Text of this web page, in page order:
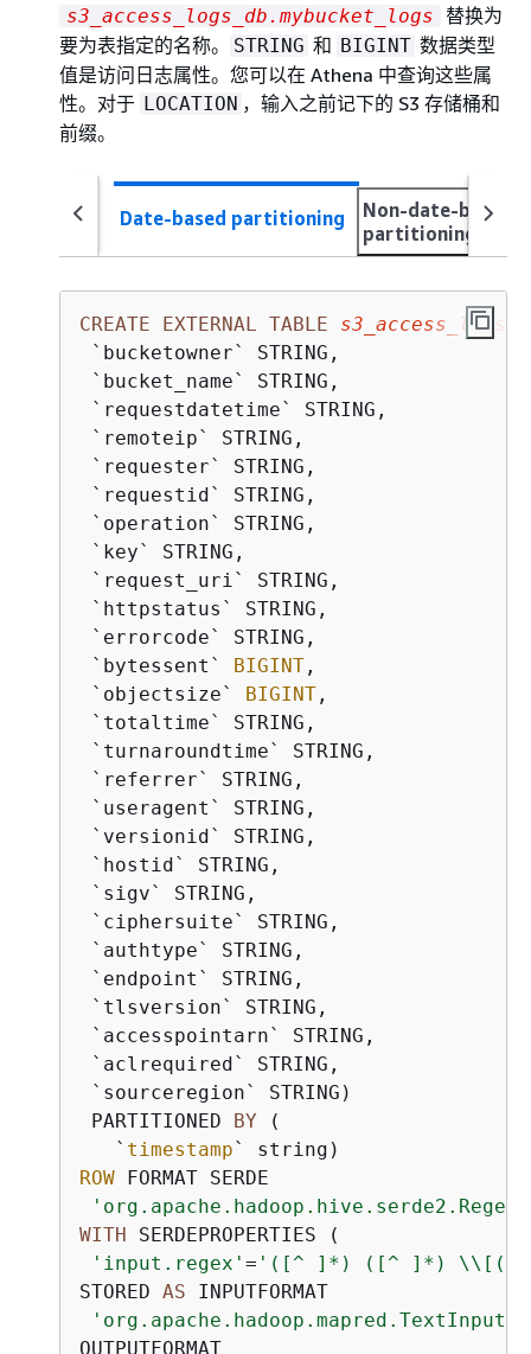
s3_access_logs_db.mybucket_logs
替换为
要为表指定的名称。
STRING 和 BIGINT 数据类型
值是访问日志属性。您可以在 Athena 中查询这些属
性。对于 LOCATION ，输入之前记下的 S3 存储桶和
前缀。
Date-based partitioning
Non-date-based
partitioning
CREATE EXTERNAL TABLE
`bucketowner` STRING,
`bucket_name` STRING,
`requestdatetime` STRING,
`remoteip` STRING,
`requester` STRING,
`requestid` STRING,
`operation` STRING,
`key` STRING,
`request_uri` STRING,
`httpstatus` STRING,
`errorcode` STRING,
`bytessent` BIGINT ,
`objectsize` BIGINT ,
`totaltime` STRING,
`turnaroundtime` STRING,
`referrer` STRING,
`useragent` STRING,
`versionid` STRING,
`hostid` STRING,
`sigv` STRING,
`ciphersuite` STRING,
`authtype` STRING,
`endpoint` STRING,
`tlsversion` STRING,
`accesspointarn` STRING,
`aclrequired` STRING,
`sourceregion` STRING)
PARTITIONED BY (
   `
timestamp
ROW FORMAT SERDE
WITH SERDEPROPERTIES (
'input.regex' = '([^ ]*) ([^ ]*)
STORED AS INPUTFORMAT
OUTPUTFORMAT